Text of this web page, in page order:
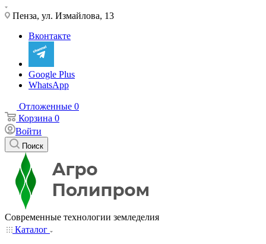
Пенза, ул. Измайлова, 13
Вконтакте
Google Plus
WhatsApp
Отложенные 0
Корзина 0
Войти
Поиск
Современные технологии земледелия
Каталог